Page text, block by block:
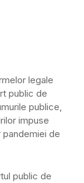
legale
public de
publice,
impuse
de
public de